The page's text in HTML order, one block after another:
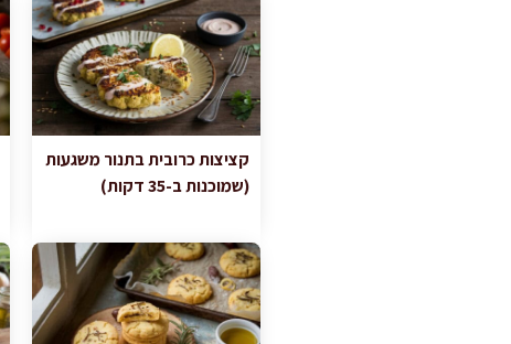
קציצות כרובית בתנור משגעות
(שמוכנות ב-35 דקות)